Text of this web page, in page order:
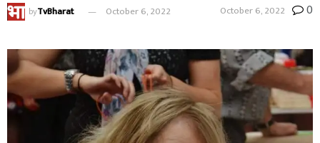
byTvBharat October 6, 2022 October 6, 2022 0